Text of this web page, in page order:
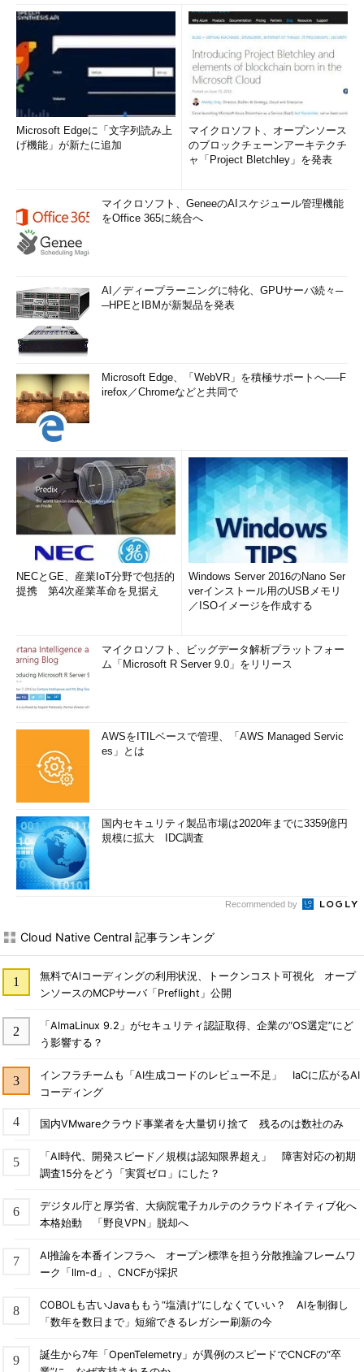
Microsoft Edgeに「文字列読み上
げ機能」が新たに追加
マイクロソフト、オープンソース
のブロックチェーンアーキテクチ
ャ「Project Bletchley」を発表
マイクロソフト、GeneeのAIスケジュール管理機能
をOffice 365に統合へ
AI／ディープラーニングに特化、GPUサーバ続々─
─HPEとIBMが新製品を発表
Microsoft Edge、「WebVR」を積極サポートへ──F
irefox／Chromeなどと共同で
NECとGE、産業IoT分野で包括的
提携 第4次産業革命を見据え
Windows Server 2016のNano Ser
verインストール用のUSBメモリ
／ISOイメージを作成する
マイクロソフト、ビッグデータ解析プラットフォー
ム「Microsoft R Server 9.0」をリリース
AWSをITILベースで管理、「AWS Managed Servic
es」とは
国内セキュリティ製品市場は2020年までに3359億円
規模に拡大 IDC調査
Recommended by
Cloud Native Central 記事ランキング
無料でAIコーディングの利用状況、トークンコスト可視化 オープ
ンソースのMCPサーバ「Preflight」公開
「AlmaLinux 9.2」がセキュリティ認証取得、企業の“OS選定”にど
う影響する？
インフラチームも「AI生成コードのレビュー不足」 IaCに広がるAI
コーディング
国内VMwareクラウド事業者を大量切り捨て 残るのは数社のみ
「AI時代、開発スピード／規模は認知限界超え」 障害対応の初期
調査15分をどう「実質ゼロ」にした？
デジタル庁と厚労省、大病院電子カルテのクラウドネイティブ化へ
本格始動 「野良VPN」脱却へ
AI推論を本番インフラへ オープン標準を担う分散推論フレームワ
ーク「llm-d」、CNCFが採択
COBOLも古いJavaももう“塩漬け”にしなくていい？ AIを制御し
「数年を数日まで」短縮できるレガシー刷新の今
誕生から7年「OpenTelemetry」が異例のスピードでCNCFの“卒